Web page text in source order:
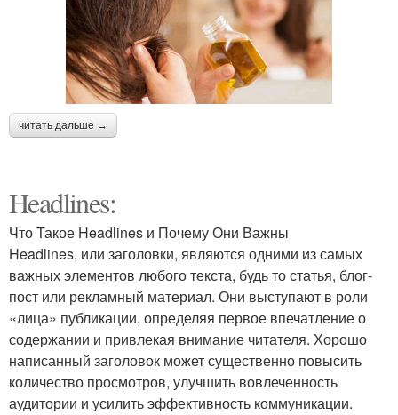
читать дальше →
Headlines:
Что Такое Headlines и Почему Они Важны
Headlines, или заголовки, являются одними из самых
важных элементов любого текста, будь то статья, блог-
пост или рекламный материал. Они выступают в роли
«лица» публикации, определяя первое впечатление о
содержании и привлекая внимание читателя. Хорошо
написанный заголовок может существенно повысить
количество просмотров, улучшить вовлеченность
аудитории и усилить эффективность коммуникации.